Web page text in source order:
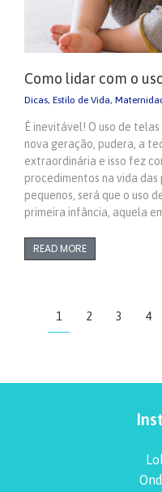
Como lidar com o
Dicas, Estilo de Vida,
É inevitável! O uso de
nova geração, pudera, a
extraordinária e isso fez
procedimentos na vida das
pequenos, será que o uso
primeira infância, aquela
READ MORE
1 2 3 4